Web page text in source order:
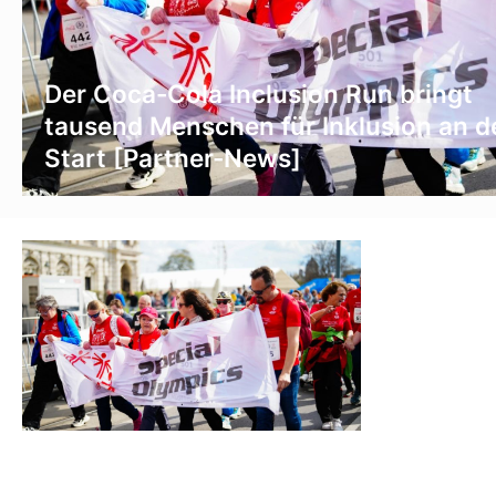
Der Coca-Cola Inclusion Run bringt
tausend Menschen für Inklusion an
Start [Partner-News]